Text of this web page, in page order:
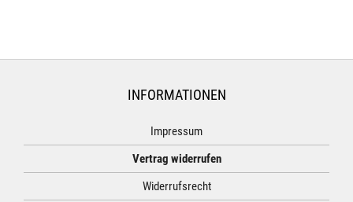
INFORMATIONEN
Impressum
Vertrag widerrufen
Widerrufsrecht